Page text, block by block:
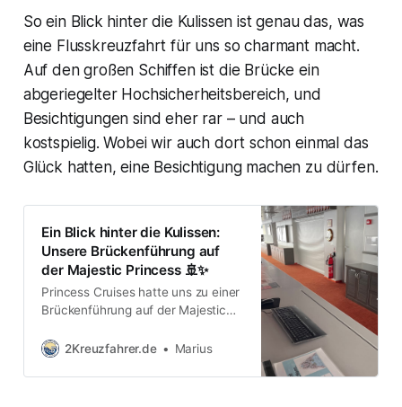
So ein Blick hinter die Kulissen ist genau das, was
eine Flusskreuzfahrt für uns so charmant macht.
Auf den großen Schiffen ist die Brücke ein
abgeriegelter Hochsicherheitsbereich, und
Besichtigungen sind eher rar – und auch
kostspielig. Wobei wir auch dort schon einmal das
Glück hatten, eine Besichtigung machen zu dürfen.
Ein Blick hinter die Kulissen:
Unsere Brückenführung auf
der Majestic Princess 🚢✨
Princess Cruises hatte uns zu einer
Brückenführung auf der Majestic
es das erste Mal, dass wir eine
haben – und wir waren echt
2Kreuzfahrer.de Marius